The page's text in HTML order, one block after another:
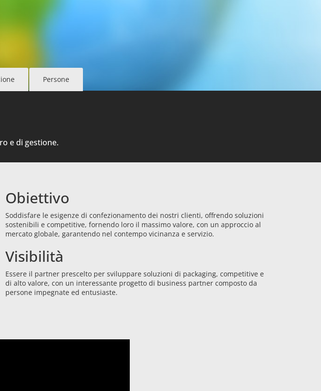
Persone
e di gestione.
Obiettivo
Soddisfare le esigenze di confezionamento dei nostri clienti, offrendo soluzioni
sostenibili e competitive, fornendo loro il massimo valore, con un approccio al
mercato globale, garantendo nel contempo vicinanza e servizio.
Visibilità
Essere il partner prescelto per sviluppare soluzioni di packaging, competitive e
di alto valore, con un interessante progetto di business partner composto da
persone impegnate ed entusiaste.